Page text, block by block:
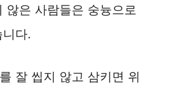
않은 사람들은 숭늉으로
다.
잘 씹지 않고 삼키면 위